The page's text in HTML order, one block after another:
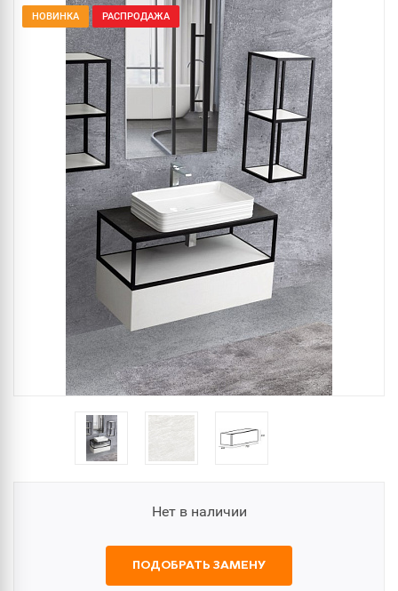
НОВИНКА РАСПРОДАЖА
Нет в наличии
ПОДОБРАТЬ ЗАМЕНУ